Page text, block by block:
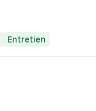
Entretien